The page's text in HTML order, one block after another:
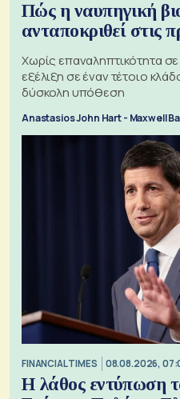
Πώς η ναυπηγική
ανταποκριθεί στις
Χωρίς επαναληπτικότητα
εξέλιξη σε έναν τέτοιο
δύσκολη υπόθεση
Anastasios John Hart - Maxwell
FINANCIAL TIMES 08.08.2026,
Η λάθος εντύπωση